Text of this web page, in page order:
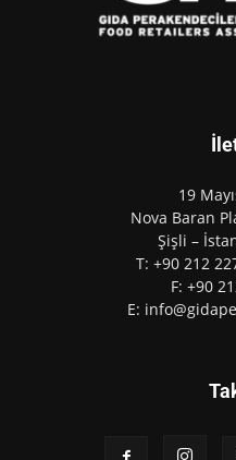
19
Nova Baran
Şişli –
T: +90 212
F: +90
E: